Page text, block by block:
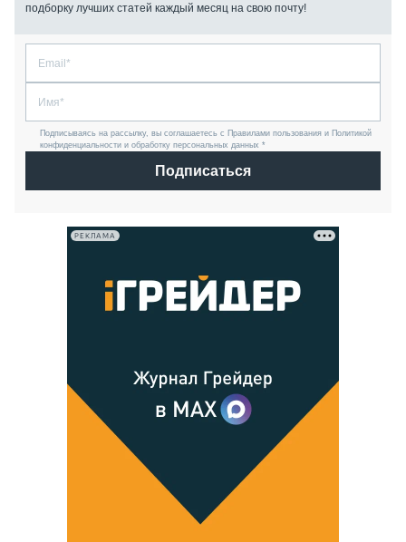
подборку лучших статей каждый месяц на свою почту!
Подписываясь на рассылку, вы соглашаетесь с Правилами пользования и Политикой
конфиденциальности и обработку персональных данных *
Подписаться
РЕКЛАМА